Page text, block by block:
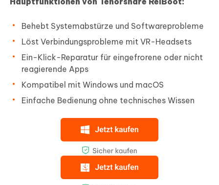
Behebt Systemabstürze und Softwareprobleme
Löst Verbindungsprobleme mit VR-Headsets
Ein-Klick-Reparatur für eingefrorene oder nicht
reagierende Apps
Kompatibel mit Windows und macOS
Einfache Bedienung ohne technisches Wissen